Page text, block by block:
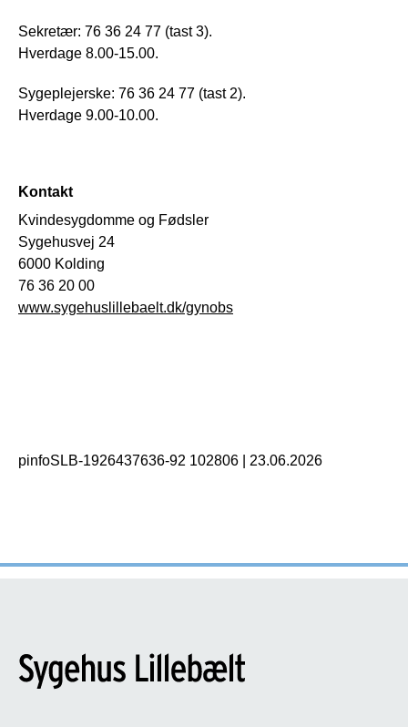
Sekretær: 76 36 24 77 (tast 3).
Hverdage 8.00-15.00.
Sygeplejerske: 76 36 24 77 (tast 2).
Hverdage 9.00-10.00.
Kontakt
Kvindesygdomme og Fødsler
Sygehusvej 24
6000 Kolding
76 36 20 00
www.sygehuslillebaelt.dk/gynobs
pinfoSLB-1926437636-92 102806 23.06.2026